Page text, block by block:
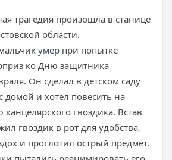
трагедия произошла в станице
области.
умер при попытке
ко Дню защитника
Он сделал в детском саду
домой и хотел повесить на
гвоздика. Встав
гвоздик в рот для удобства,
и проглотил острый предмет.